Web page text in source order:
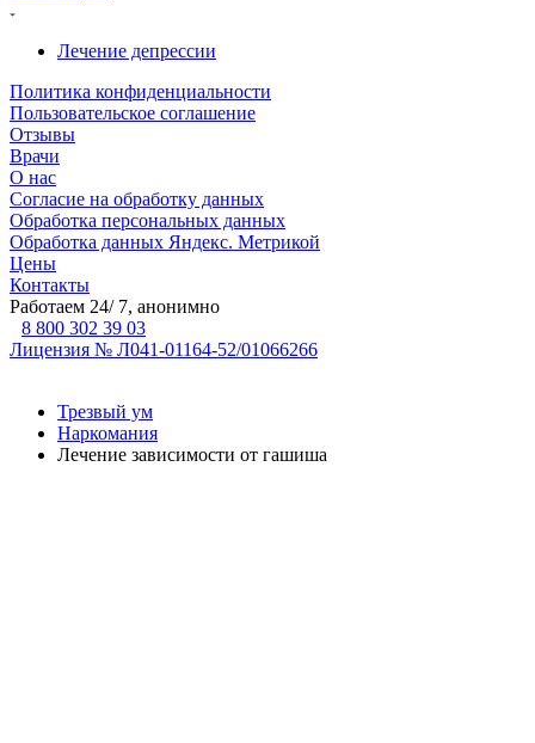
Лечение депрессии
Политика конфиденциальности
Пользовательское соглашение
Отзывы
Врачи
О нас
Согласие на обработку данных
Обработка персональных данных
Обработка данных Яндекс. Метрикой
Цены
Контакты
Работаем 24/ 7, анонимно
8 800 302 39 03
Лицензия № Л041-01164-52/01066266
Трезвый ум
Наркомания
Лечение зависимости от гашиша